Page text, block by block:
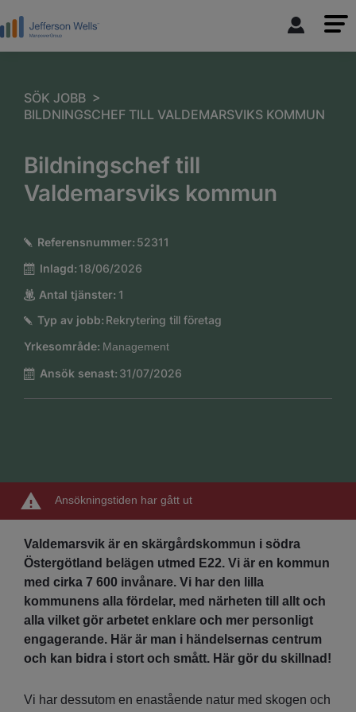
SÖK JOBB >
BILDNINGSCHEF TILL VALDEMARSVIKS KOMMUN
Bildningschef till
Valdemarsviks kommun
Referensnummer: 52311
Inlagd: 18/06/2026
Antal tjänster: 1
Typ av jobb: Rekrytering till företag
Yrkesområde: Management
Ansök senast: 31/07/2026
Ansökningstiden har gått ut
Valdemarsvik är en skärgårdskommun i södra
Östergötland belägen utmed E22. Vi är en kommun
med cirka 7 600 invånare. Vi har den lilla
kommunens alla fördelar, med närheten till allt och
alla vilket gör arbetet enklare och mer personligt
engagerande. Här är man i händelsernas centrum
och kan bidra i stort och smått. Här gör du skillnad!
Vi har dessutom en enastående natur med skogen och